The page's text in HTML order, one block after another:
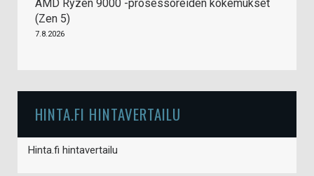
AMD Ryzen 9000 -prosessoreiden kokemukset
(Zen 5)
7.8.2026
HINTA.FI HINTAVERTAILU
Hinta.fi hintavertailu